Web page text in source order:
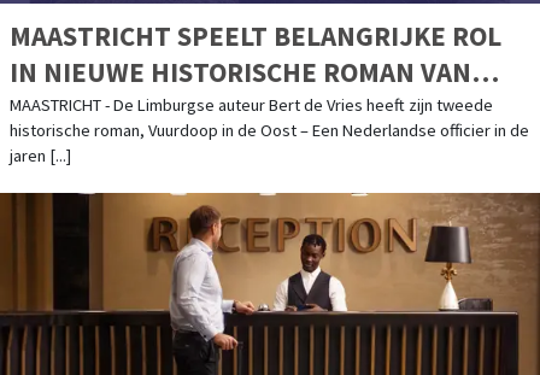
MAASTRICHT SPEELT BELANGRIJKE ROL
IN NIEUWE HISTORISCHE ROMAN VAN
LIMBURGSE AUTEUR
MAASTRICHT - De Limburgse auteur Bert de Vries heeft zijn tweede
historische roman, Vuurdoop in de Oost – Een Nederlandse officier in de
jaren [...]